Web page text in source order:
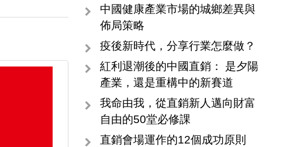
中國健康產業市場的城鄉差異與
佈局策略
疫後新時代，分享行業怎麼做？
紅利退潮後的中國直銷： 是夕陽
產業，還是重構中的新賽道
我命由我，從直銷新人邁向財富
自由的50堂必修課
直銷會場運作的12個成功原則